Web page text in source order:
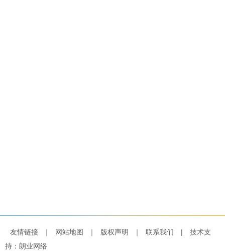
友情链接 ｜ 网站地图 ｜ 版权声明 ｜ 联系我们 |
技术支
持：朗业网络